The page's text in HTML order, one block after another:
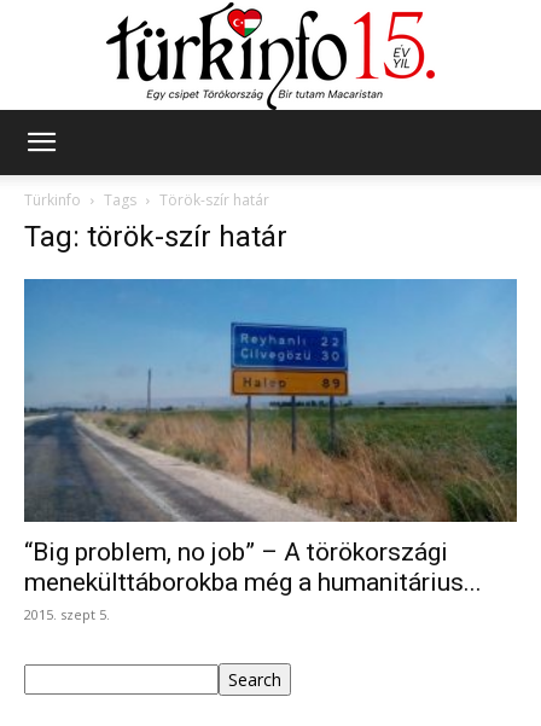
Türkinfo
Tags Török-szír határ
Tag: török-szír határ
“Big problem, no job” – A törökországi
menekülttáborokba még a humanitárius...
2015. szept 5.
Search